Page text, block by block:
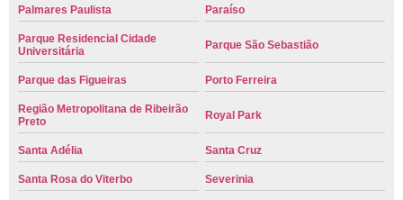
Palmares Paulista Paraíso
Parque Residencial Cidade
Universitária
Parque São Sebastião
Parque das Figueiras Porto Ferreira
Região Metropolitana de Ribeirão
Preto
Royal Park
Santa Adélia Santa Cruz
Santa Rosa do Viterbo Severinia